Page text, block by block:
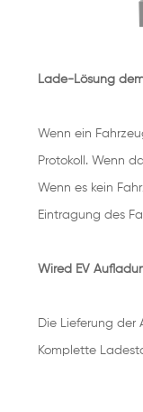
Lade-Lösung
Wenn ein
Protokoll. Wenn
Wenn es kein
Eintragung des
Wired EV
Die Lieferung der
Komplette